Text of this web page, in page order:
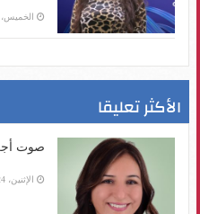
الخميس، 06 أغسطس 2026
الأكثر تعليقا
صوت
الإثنين، 24 ديسمبر 2018 09:27 ص